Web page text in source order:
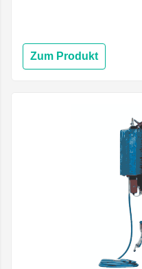
Zum Produkt